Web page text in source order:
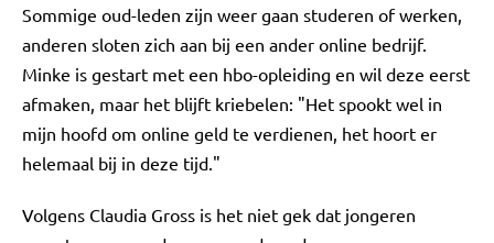
Sommige oud-leden zijn weer gaan studeren of werken,
anderen sloten zich aan bij een ander online bedrijf.
Minke is gestart met een hbo-opleiding en wil deze eerst
afmaken, maar het blijft kriebelen: "Het spookt wel in
mijn hoofd om online geld te verdienen, het hoort er
helemaal bij in deze tijd."
Volgens Claudia Gross is het niet gek dat jongeren